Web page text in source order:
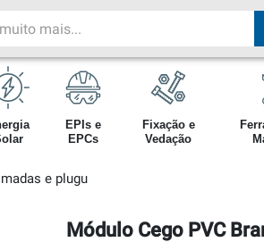
EPIs e
EPCs
Fixação e
Vedação
e plugu
Módulo Cego PVC